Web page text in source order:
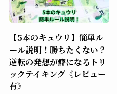
【5本のキュウリ】簡単ル
ール説明！勝ちたくない？
逆転の発想が癖になるトリ
ックテイキング《レビュー
有》